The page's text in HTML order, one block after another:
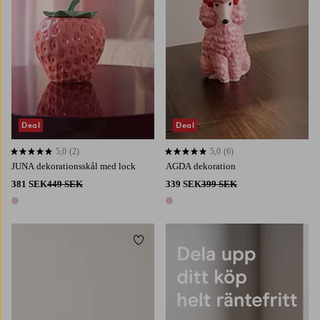
JUNA dekorationsskål med lock
381 SEK449 SEK
1 färg
5,0 baserat på 2 st betyg
5,0 (2)
Deal
AGDA dekoration
339 SEK399 SEK
1 färg
5,0 baserat på 6 st betyg
5,0 (6)
Deal
Lägg till i favoriter